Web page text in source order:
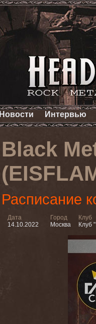
Новости Интервью
Black
Расписание
Дата
14.10.2022
Город
Москва
Клуб
Клуб